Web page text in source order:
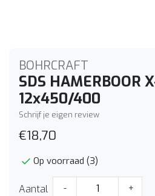
BOHRCRAFT
SDS HAMERBOOR
12x450/400
Schrijf je eigen review
€18,70
Op voorraad (3)
Aantal - +